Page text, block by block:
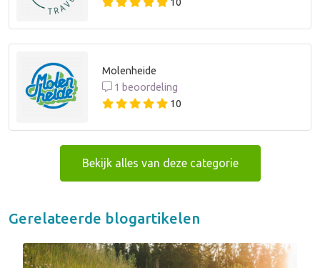
Molenheide
1 beoordeling
10
Bekijk alles van deze categorie
Gerelateerde blogartikelen